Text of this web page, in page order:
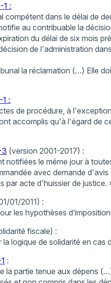
1 :
dans le délai de
au contribuable la
du délai de six mois
de l'administration
la réclamation (…) Elle
:
de procédure, à
accomplis qu'à l'égard de
3 (version 2001-2017) :
notifiées le même jour à
avec demande
par acte d'huissier de justice.
01/2011) :
les hypothèses
fiscale) :
logique de solidarité en cas
:
la partie tenue aux dépens